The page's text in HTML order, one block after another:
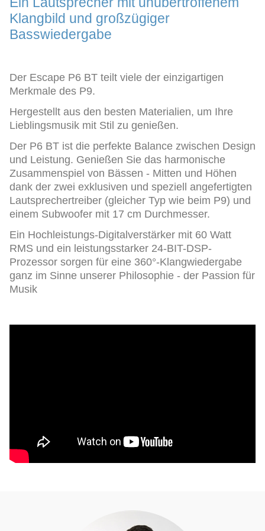
Klangbild und großzügiger
Basswiedergabe
Der Escape P6 BT teilt viele der einzigartigen
Merkmale des P9.
Hergestellt aus den besten Materialien, um Ihre
Lieblingsmusik mit Stil zu genießen.
Der P6 BT ist die perfekte Balance zwischen Design
und Leistung. Genießen Sie das harmonische
Zusammenspiel von Bässen - Mitten und Höhen
dank der zwei exklusiven und speziell angefertigten
Lautsprechertreiber (gleicher Typ wie beim P9) und
einem Subwoofer mit 17 cm Durchmesser.
Ein Hochleistungs-Digitalverstärker mit 60 Watt
RMS und ein leistungsstarker 24-BIT-DSP-
Prozessor sorgen für eine 360°-Klangwiedergabe
ganz im Sinne unserer Philosophie - der Passion für
Musik